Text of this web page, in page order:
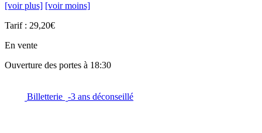
[voir plus] [voir moins]
Tarif : 29,20€
En vente
Ouverture des portes à 18:30
Billetterie -3 ans déconseillé